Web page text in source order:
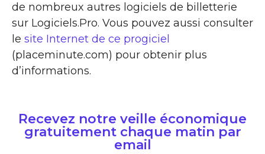
de nombreux autres logiciels de billetterie
sur Logiciels.Pro. Vous pouvez aussi consulter
le site Internet de ce progiciel
(placeminute.com) pour obtenir plus
d’informations.
Recevez notre veille économique
gratuitement chaque matin par
email